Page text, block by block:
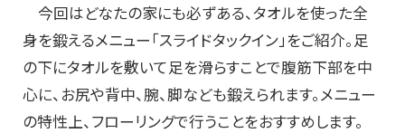
今回はどなたの家にも必ずある、タオルを使った全
身を鍛えるメニュー「スライドタックイン」をご紹介。足
の下にタオルを敷いて足を滑らすことで腹筋下部を中
心に、お尻や背中、腕、脚なども鍛えられます。メニュー
の特性上、フローリングで行うことをおすすめします。